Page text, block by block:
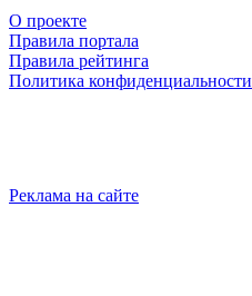
О проекте
Правила портала
Правила рейтинга
Политика конфиденциальности
Реклама на сайте